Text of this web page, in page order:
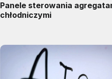
Panele sterowania
chłodniczymi